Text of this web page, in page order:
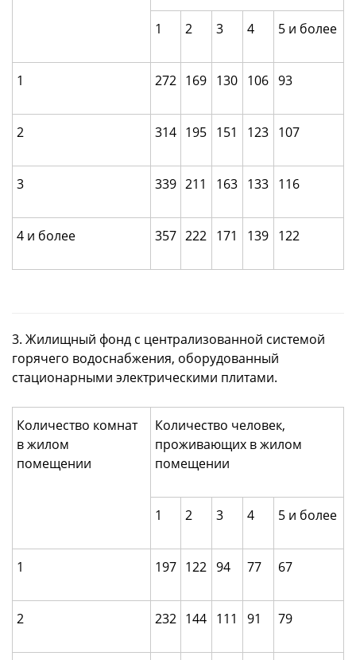
1 2 3 4 5 и более
1 272 169 130 106 93
2 314 195 151 123 107
3 339 211 163 133 116
4 и более 357 222 171 139 122
3. Жилищный фонд с централизованной системой
горячего водоснабжения, оборудованный
стационарными электрическими плитами.
Количество комнат
в жилом
помещении
Количество человек,
проживающих в жилом
помещении
1 2 3 4 5 и более
1 197 122 94 77 67
2 232 144 111 91 79